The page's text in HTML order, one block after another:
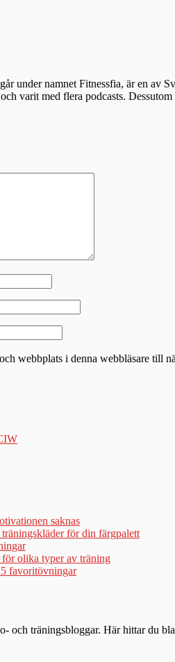
under namnet Fitnessfia, är en av
varit med flera podcasts.
webbplats i denna webbläsare till
saknas
för din färgpalett
för olika typer av träning
favoritövningar
och träningsbloggar. Här hittar du